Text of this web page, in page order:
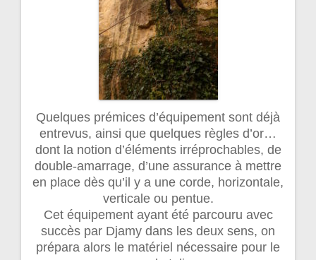
Quelques prémices d’équipement sont déjà
entrevus, ainsi que quelques règles d’or…
dont la notion d’éléments irréprochables, de
double-amarrage, d’une assurance à mettre
en place dès qu’il y a une corde, horizontale,
verticale ou pentue.
Cet équipement ayant été parcouru avec
succès par Djamy dans les deux sens, on
prépara alors le matériel nécessaire pour le